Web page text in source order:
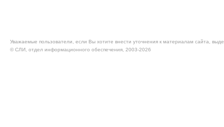
Уважаемые пользователи, если Вы хотите внести уточнения к материалам сайта,
© CЛИ, отдел информационного обеспечения, 2003-2026